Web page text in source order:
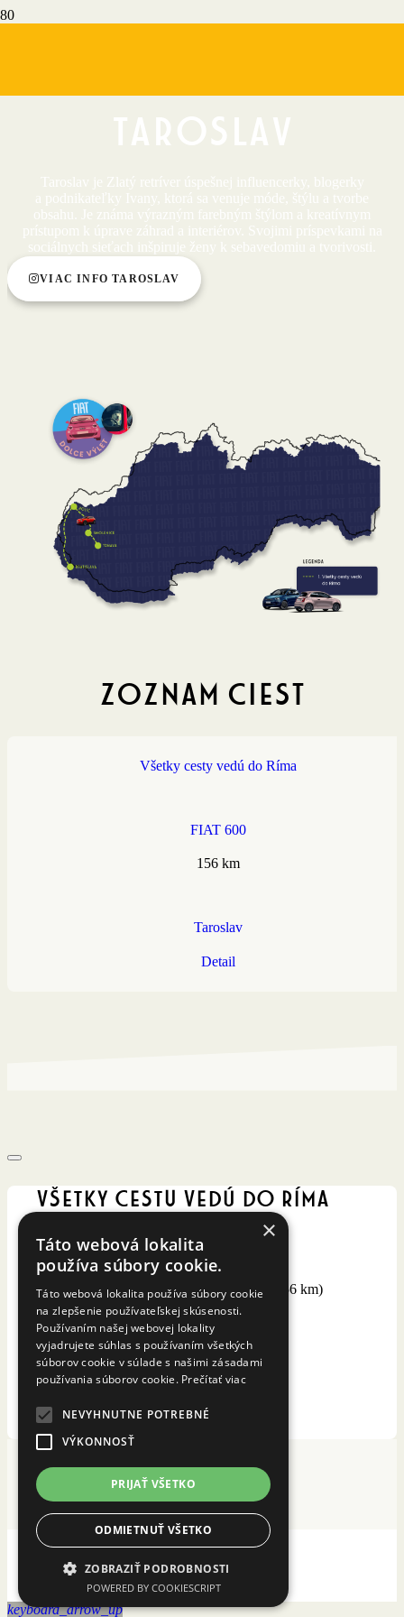
Taroslav
Taroslav je Zlatý retríver úspešnej influencerky, blogerky
a podnikateľky Ivany, ktorá sa venuje móde, štýlu a tvorbe
obsahu. Je známa výrazným farebným štýlom a kreatívnym
prístupom k úprave záhrad a interiérov. Svojimi príspevkami na
sociálnych sieťach inšpiruje ženy k sebavedomiu a tvorivosti.
VIAC INFO TAROSLAV
Zoznam ciest
Všetky cesty vedú do Ríma
FIAT 600
156 km
Taroslav
Detail
Všetky cestu vedú do Ríma
so Ivanou Stanclovou a Fiat 600
Bratislava – Holíč – Smolenice – Trnava (156 km)
Záhorské Benátky
Il castello di Smolenice
Slovenský malý Rím
keyboard_arrow_up
×
Táto webová lokalita
používa súbory cookie.
Táto webová lokalita používa súbory cookie
na zlepšenie používateľskej skúsenosti.
Používaním našej webovej lokality
vyjadrujete súhlas s používaním všetkých
súborov cookie v súlade s našimi zásadami
používania súborov cookie. Prečítať viac
NEVYHNUTNE POTREBNÉ
VÝKONNOSŤ
PRIJAŤ VŠETKO
ODMIETNUŤ VŠETKO
ZOBRAZIŤ PODROBNOSTI
POWERED BY COOKIESCRIPT